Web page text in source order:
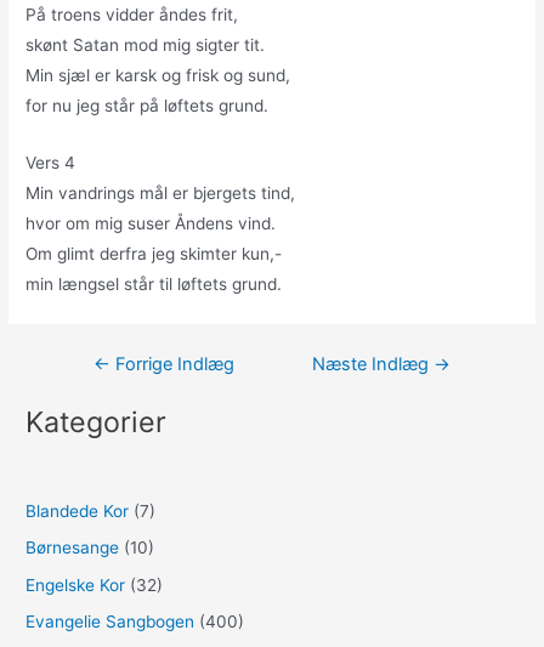
På troens vidder åndes frit,
skønt Satan mod mig sigter tit.
Min sjæl er karsk og frisk og sund,
for nu jeg står på løftets grund.
Vers 4
Min vandrings mål er bjergets tind,
hvor om mig suser Åndens vind.
Om glimt derfra jeg skimter kun,-
min længsel står til løftets grund.
Indlægsnavigation
← Forrige Indlæg Næste Indlæg →
Kategorier
Blandede Kor (7)
Børnesange (10)
Engelske Kor (32)
Evangelie Sangbogen (400)